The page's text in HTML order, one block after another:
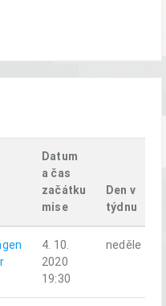
Datum
a čas
začátku
mise
Den v
týdnu
4. 10.
2020
19:30
neděle